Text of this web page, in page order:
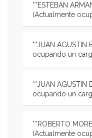
**ESTEBAN
(Actualmente
**JUAN AGUSTIN
ocupando un
**JUAN AGUSTIN
ocupando un
**ROBERTO
(Actualmente